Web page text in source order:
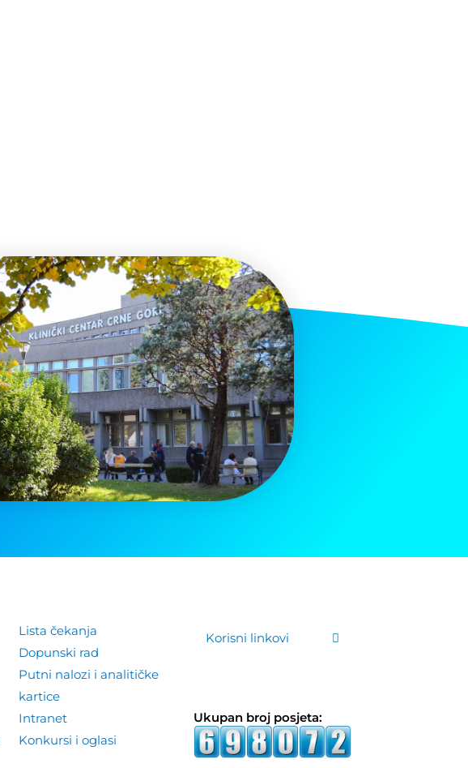
Lista čekanja
Dopunski rad
Putni nalozi i analitičke
kartice
Intranet
Konkursi i oglasi
Korisni linkovi
Ukupan broj posjeta: